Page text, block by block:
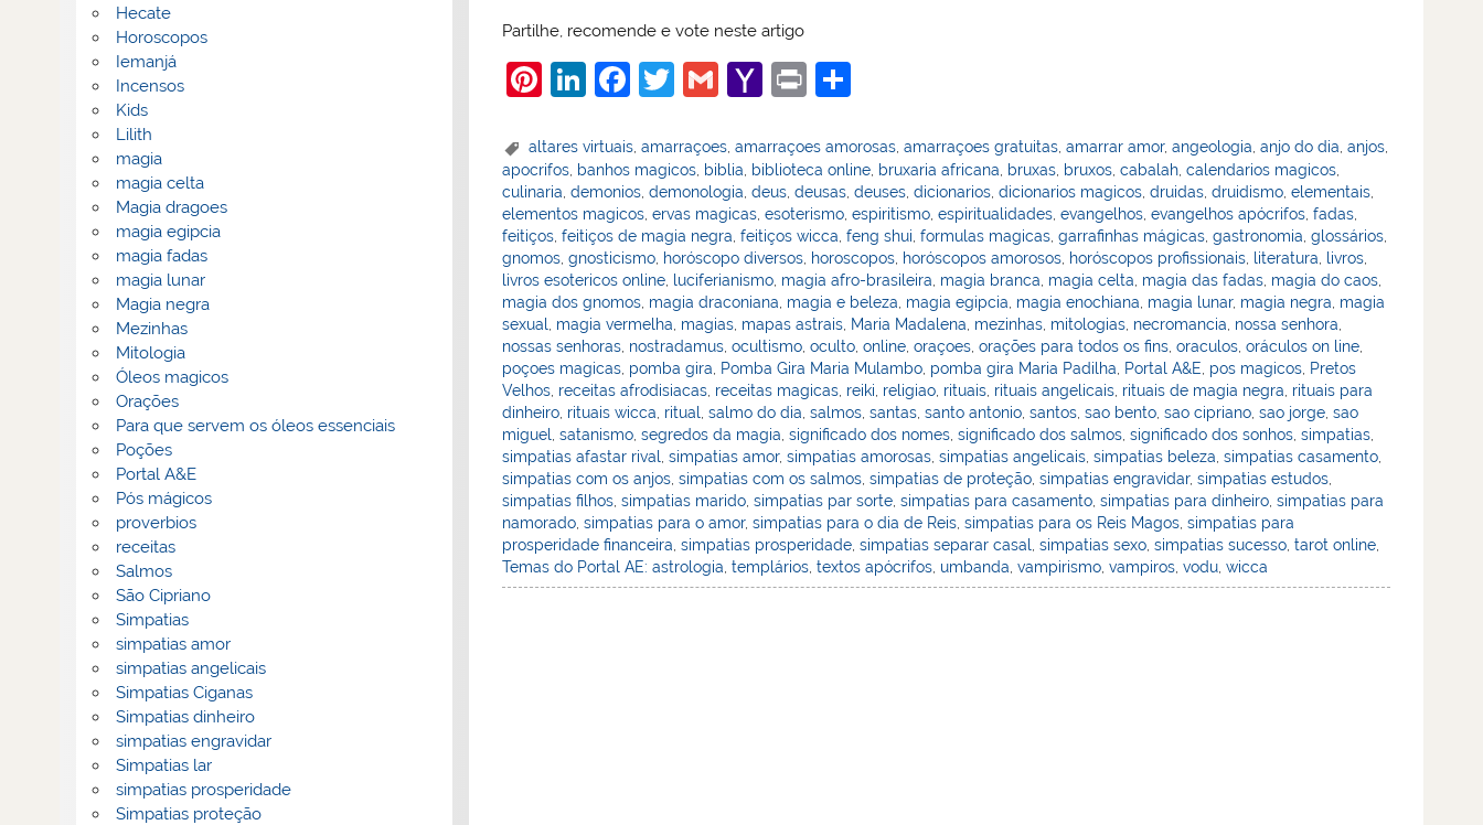
Partilhe, recomende e vote neste artigo
Pi
er
e
st
Li
k
e
dI
n
F
c
e
b
o
o
k
T
itt
er
G
ai
l
Y
h
o
o
M
ai
l
Pr
t
ar
e
altares virtuais ,amarraçoes ,amarraçoes amorosas ,amarraçoes gratuitas ,amarrar amor,angeologia ,anjo do dia ,anjos
apocrifos, banhos magicos, biblia, biblioteca online, bruxaria africana, bruxas, bruxos,cabalah,calendarios magicos,
culinaria,demonios,demonologia,deus,deusas,deuses,dicionarios,dicionarios magicos,druidas,druidismo,elementais,
elementos magicos,ervas magicas,esoterismo,espiritismo,espiritualidades,evangelhos,evangelhos apócrifos,fadas,
feitiços,feitiços de magia negra,feitiços wicca,feng shui,formulas magicas,garrafinhas mágicas,gastronomia,glossários,
gnomos,gnosticismo, horóscopo diversos, horoscopos, horóscopos amorosos, horóscopos profissionais, literatura, livros,
livros esotericos online, luciferianismo, magia afro-brasileira, magia branca, magia celta, magia das fadas, magia do caos,
magia dos gnomos, magia draconiana, magia e beleza, magia egipcia, magia enochiana, magia lunar, magia negra, magia
sexual, magia vermelha, magias, mapas astrais, Maria Madalena, mezinhas, mitologias, necromancia, nossa senhora,
nossas senhoras, nostradamus,ocultismo,oculto,online,oraçoes,orações para todos os fins,oraculos,oráculos on line,
poçoes magicas, pomba gira, Pomba Gira Maria Mulambo, pomba gira Maria Padilha, Portal A&E, pos magicos, Pretos
Velhos, receitas afrodisiacas, receitas magicas, reiki, religiao, rituais, rituais angelicais, rituais de magia negra, rituais para
dinheiro, rituais wicca, ritual,salmo do dia,salmos,santas,santo antonio,santos,sao bento,sao cipriano,sao jorge,sao
miguel,satanismo,segredos da magia,significado dos nomes,significado dos salmos,significado dos sonhos,simpatias,
simpatias afastar rival,simpatias amor,simpatias amorosas,simpatias angelicais,simpatias beleza,simpatias casamento,
simpatias com os anjos,simpatias com os salmos,simpatias de proteção,simpatias engravidar,simpatias estudos,
simpatias filhos,simpatias marido,simpatias par sorte,simpatias para casamento,simpatias para dinheiro,simpatias para
namorado,simpatias para o amor,simpatias para o dia de Reis,simpatias para os Reis Magos,simpatias para
prosperidade financeira,simpatias prosperidade,simpatias separar casal,simpatias sexo,simpatias sucesso,tarot online,
Temas do Portal AE: astrologia,templários,textos apócrifos, umbanda,vampirismo,vampiros,vodu,wicca
Hecate
Horoscopos
Iemanjá
Incensos
Kids
Lilith
magia
magia celta
Magia dragoes
magia egipcia
magia fadas
magia lunar
Magia negra
Mezinhas
Mitologia
Óleos magicos
Orações
Para que servem os óleos essenciais
Poções
Portal A&E
Pós mágicos
proverbios
receitas
Salmos
São Cipriano
Simpatias
simpatias amor
simpatias angelicais
Simpatias Ciganas
Simpatias dinheiro
simpatias engravidar
Simpatias lar
simpatias prosperidade
Simpatias proteção